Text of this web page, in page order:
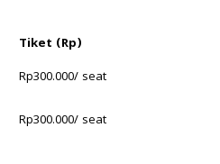
Tiket (Rp)
Rp300.000/ seat
Rp300.000/ seat